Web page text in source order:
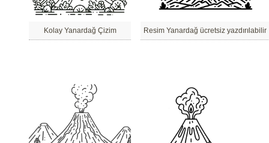
Kolay Yanardağ Çizim Resim Yanardağ ücretsiz yazdırılabilir